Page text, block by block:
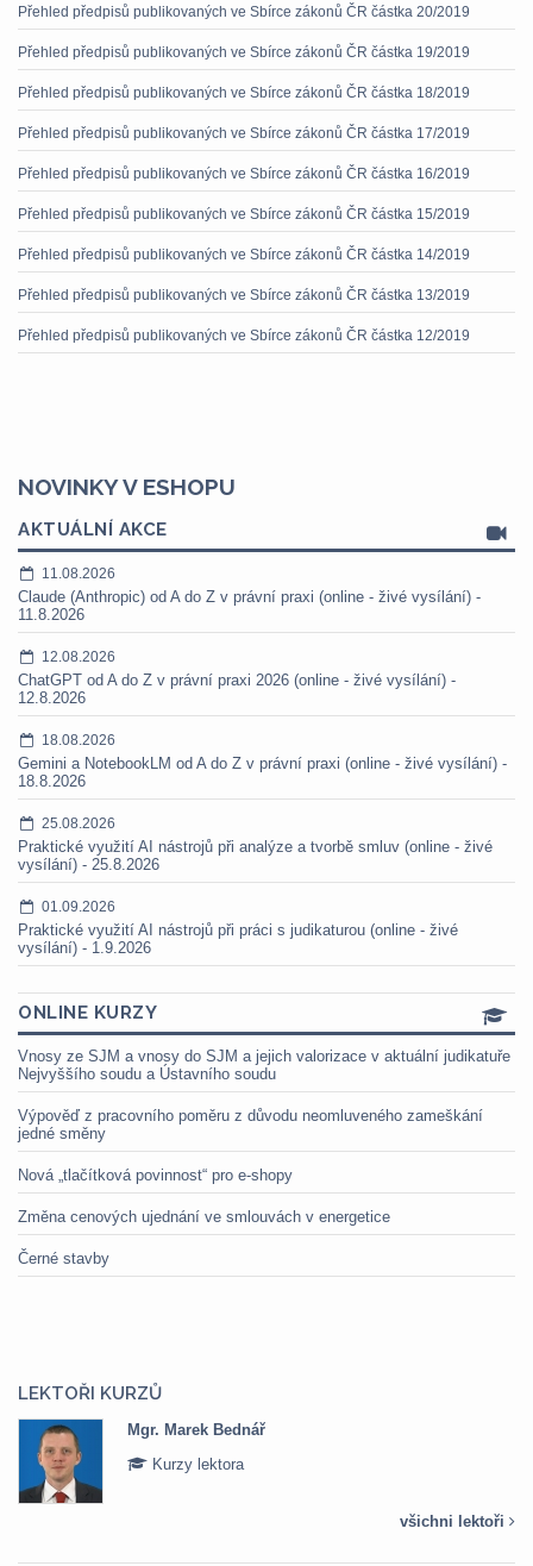
Přehled předpisů publikovaných ve Sbírce zákonů ČR částka 20/2019
Přehled předpisů publikovaných ve Sbírce zákonů ČR částka 19/2019
Přehled předpisů publikovaných ve Sbírce zákonů ČR částka 18/2019
Přehled předpisů publikovaných ve Sbírce zákonů ČR částka 17/2019
Přehled předpisů publikovaných ve Sbírce zákonů ČR částka 16/2019
Přehled předpisů publikovaných ve Sbírce zákonů ČR částka 15/2019
Přehled předpisů publikovaných ve Sbírce zákonů ČR částka 14/2019
Přehled předpisů publikovaných ve Sbírce zákonů ČR částka 13/2019
Přehled předpisů publikovaných ve Sbírce zákonů ČR částka 12/2019
NOVINKY V ESHOPU
AKTUÁLNÍ AKCE
11.08.2026
Claude (Anthropic) od A do Z v právní praxi (online - živé vysílání) -
11.8.2026
12.08.2026
ChatGPT od A do Z v právní praxi 2026 (online - živé vysílání) -
12.8.2026
18.08.2026
Gemini a NotebookLM od A do Z v právní praxi (online - živé vysílání) -
18.8.2026
25.08.2026
Praktické využití AI nástrojů při analýze a tvorbě smluv (online - živé
vysílání) - 25.8.2026
01.09.2026
Praktické využití AI nástrojů při práci s judikaturou (online - živé
vysílání) - 1.9.2026
ONLINE KURZY
Vnosy ze SJM a vnosy do SJM a jejich valorizace v aktuální judikatuře
Nejvyššího soudu a Ústavního soudu
Výpověď z pracovního poměru z důvodu neomluveného zameškání
jedné směny
Nová „tlačítková povinnost“ pro e-shopy
Změna cenových ujednání ve smlouvách v energetice
Černé stavby
LEKTOŘI KURZŮ
Mgr. Marek Bednář
Kurzy lektora
všichni lektoři